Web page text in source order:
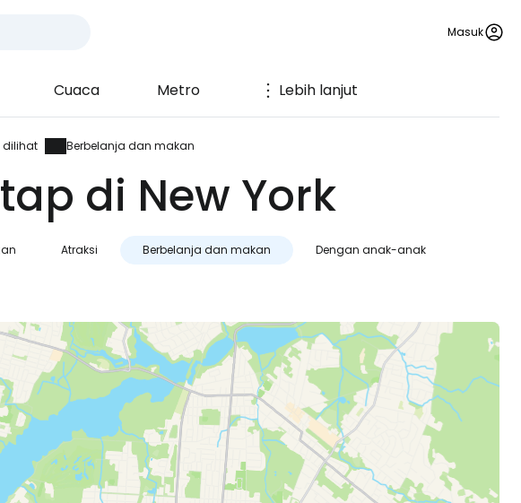
Masuk
Cuaca Metro Lebih lanjut
dilihat Berbelanja dan makan
di New York
Atraksi Berbelanja dan makan Dengan anak-anak